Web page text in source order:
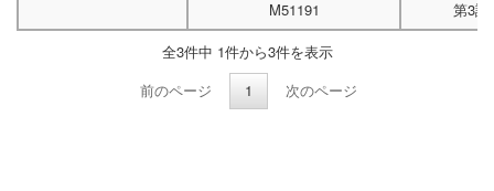
M51191
第3試
全3件中 1件から3件を表示
前のページ
1 次のページ